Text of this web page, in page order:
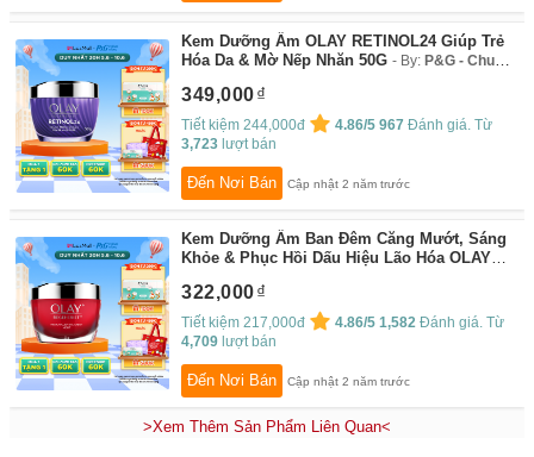
Kem Dưỡng Ẩm OLAY RETINOL24 Giúp Trẻ
Hóa Da & Mờ Nếp Nhăn 50G
By: P&G - Chu
349,000
Tiết kiệm 244,000đ 4.86/5 967 Đánh giá. Từ
3,723 lượt bán
Đến Nơi Bán Cập nhật 2 năm trước
Kem Dưỡng Ẩm Ban Đêm Căng Mướt, Sáng
Khỏe & Phục Hồi Dấu Hiệu Lão Hóa OLAY
Sống
322,000
Tiết kiệm 217,000đ 4.86/5 1,582 Đánh giá. Từ
4,709 lượt bán
Đến Nơi Bán Cập nhật 2 năm trước
>Xem Thêm Sản Phẩm Liên Quan<